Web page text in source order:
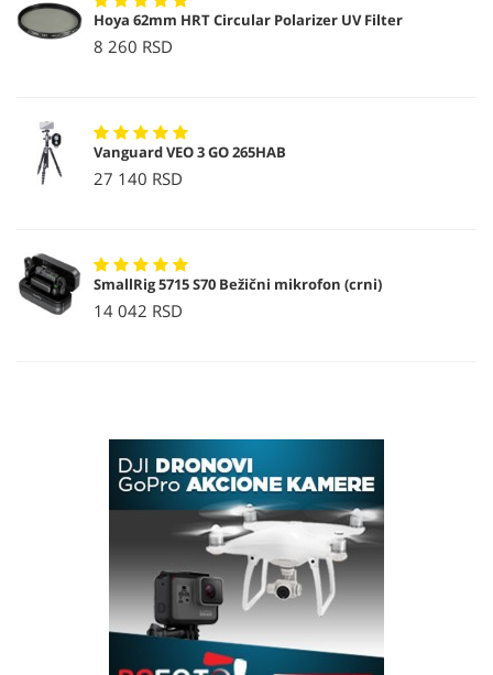
Hoya 62mm HRT Circular Polarizer UV Filter
8 260 RSD
Vanguard VEO 3 GO 265HAB
27 140 RSD
SmallRig 5715 S70 Bežični mikrofon (crni)
14 042 RSD